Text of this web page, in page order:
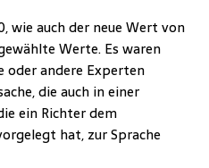
wie auch der neue Wert von
Werte. Es waren
oder andere Experten
die auch in einer
ein Richter dem
hat, zur Sprache